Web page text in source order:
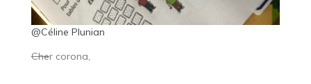
@Céline Plunian
Cher corona,